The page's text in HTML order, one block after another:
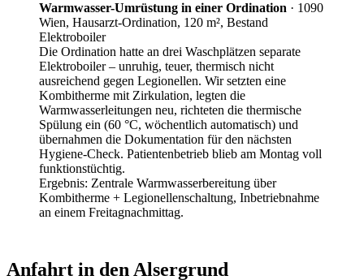
Warmwasser-Umrüstung in einer Ordination · 1090
Wien, Hausarzt-Ordination, 120 m², Bestand
Elektroboiler
Die Ordination hatte an drei Waschplätzen separate
Elektroboiler – unruhig, teuer, thermisch nicht
ausreichend gegen Legionellen. Wir setzten eine
Kombitherme mit Zirkulation, legten die
Warmwasserleitungen neu, richteten die thermische
Spülung ein (60 °C, wöchentlich automatisch) und
übernahmen die Dokumentation für den nächsten
Hygiene-Check. Patientenbetrieb blieb am Montag voll
funktionstüchtig.
Ergebnis: Zentrale Warmwasserbereitung über
Kombitherme + Legionellenschaltung, Inbetriebnahme
an einem Freitagnachmittag.
Anfahrt in den Alsergrund